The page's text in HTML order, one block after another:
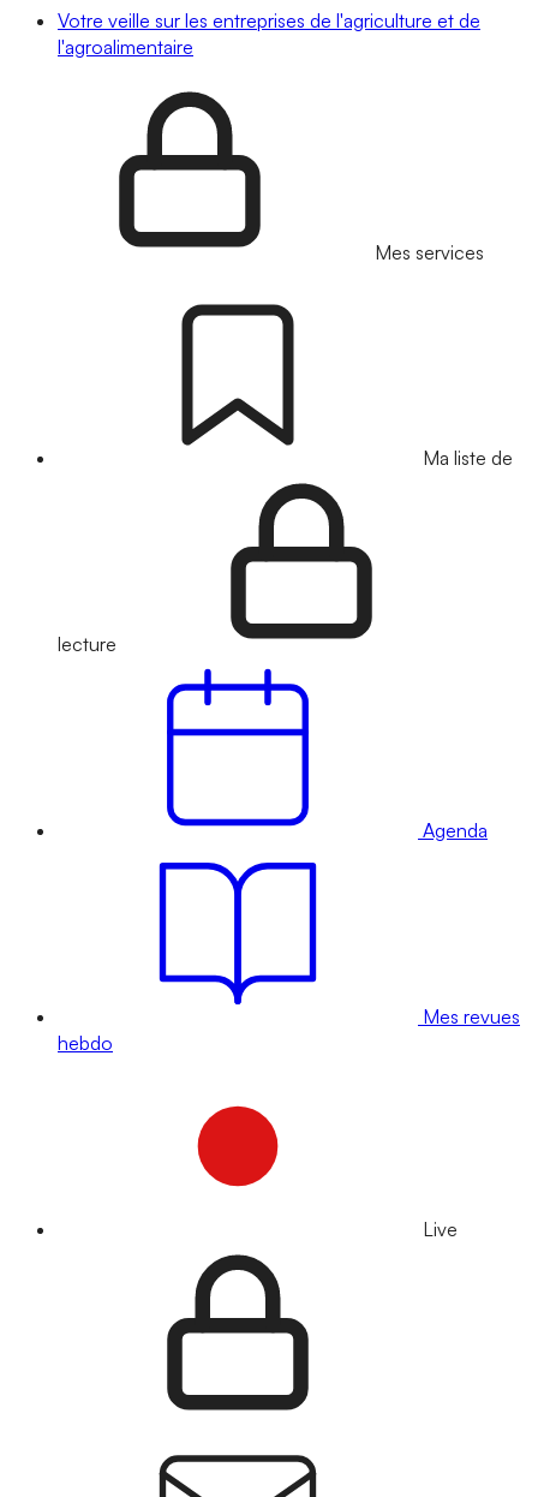
Votre veille sur les entreprises de l'agriculture et de
l'agroalimentaire
Mes services
Ma liste de
lecture
Agenda
Mes revues
hebdo
Live